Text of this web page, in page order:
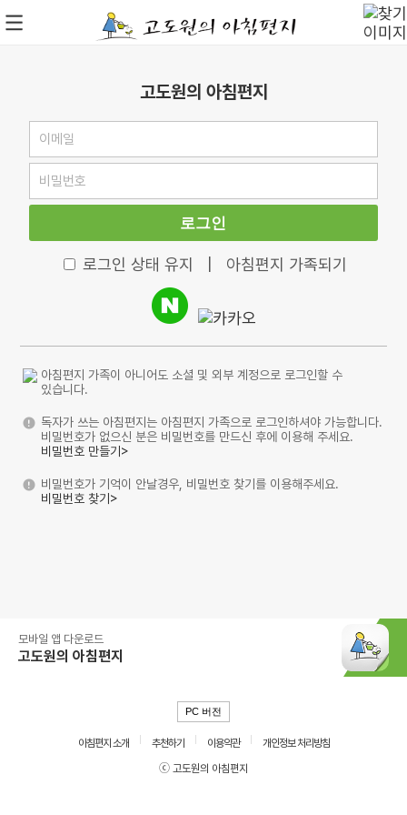
고도원의 아침편지
로그인
로그인 상태 유지 아침편지 가족되기
아침편지 가족이 아니어도 소셜 및 외부 계정으로 로그인할 수
있습니다.
독자가 쓰는 아침편지는 아침편지 가족으로 로그인하셔야 가능합니다.
비밀번호가 없으신 분은 비밀번호를 만드신 후에 이용해 주세요.
비밀번호 만들기>
비밀번호가 기억이 안날경우, 비밀번호 찾기를 이용해주세요.
비밀번호 찾기>
모바일 앱 다운로드
고도원의 아침편지
PC 버전
아침편지 소개 추천하기 이용약관
개인정보 처리방침
ⓒ 고도원의 아침편지